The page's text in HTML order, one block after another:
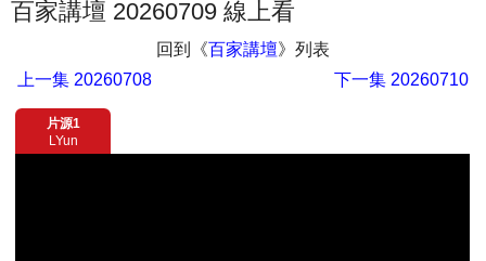
百家講壇 20260709 線上看
回到《百家講壇》列表
上一集 20260708 下一集20260710
片源1
LYun